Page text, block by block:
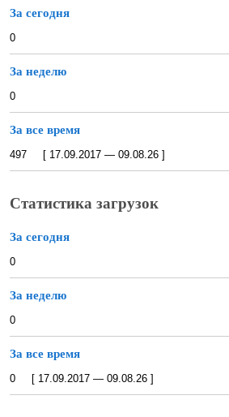
За сегодня
0
За неделю
0
За все время
497 [ 17.09.2017 — 09.08.26 ]
Статистика загрузок
За сегодня
0
За неделю
0
За все время
0 [ 17.09.2017 — 09.08.26 ]